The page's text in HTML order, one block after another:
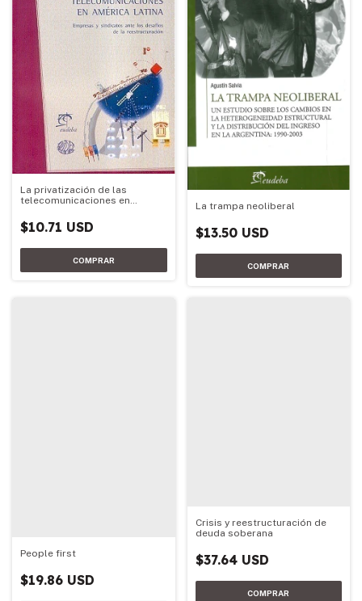
La privatización de las
telecomunicaciones en
$10.71 USD
La trampa neoliberal
$13.50 USD
People first
$19.86 USD
Crisis y reestructuración de
deuda soberana
$37.64 USD